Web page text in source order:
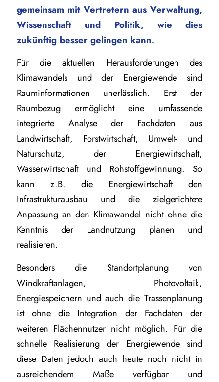
gemeinsam mit Vertretern aus Verwaltung,
Wissenschaft und Politik, wie dies
zukünftig besser gelingen kann.
Für die aktuellen Herausforderungen des
Klimawandels und der Energiewende sind
Rauminformationen unerlässlich. Erst der
Raumbezug ermöglicht eine umfassende
integrierte Analyse der Fachdaten aus
Landwirtschaft, Forstwirtschaft, Umwelt- und
Naturschutz, der Energiewirtschaft,
Wasserwirtschaft und Rohstoffgewinnung. So
kann z.B. die Energiewirtschaft den
Infrastrukturausbau und die zielgerichtete
Anpassung an den Klimawandel nicht ohne die
Kenntnis der Landnutzung planen und
realisieren.
Besonders die Standortplanung von
Windkraftanlagen, Photovoltaik,
Energiespeichern und auch die Trassenplanung
ist ohne die Integration der Fachdaten der
weiteren Flächennutzer nicht möglich. Für die
schnelle Realisierung der Energiewende sind
diese Daten jedoch auch heute noch nicht in
ausreichendem Maße verfügbar und